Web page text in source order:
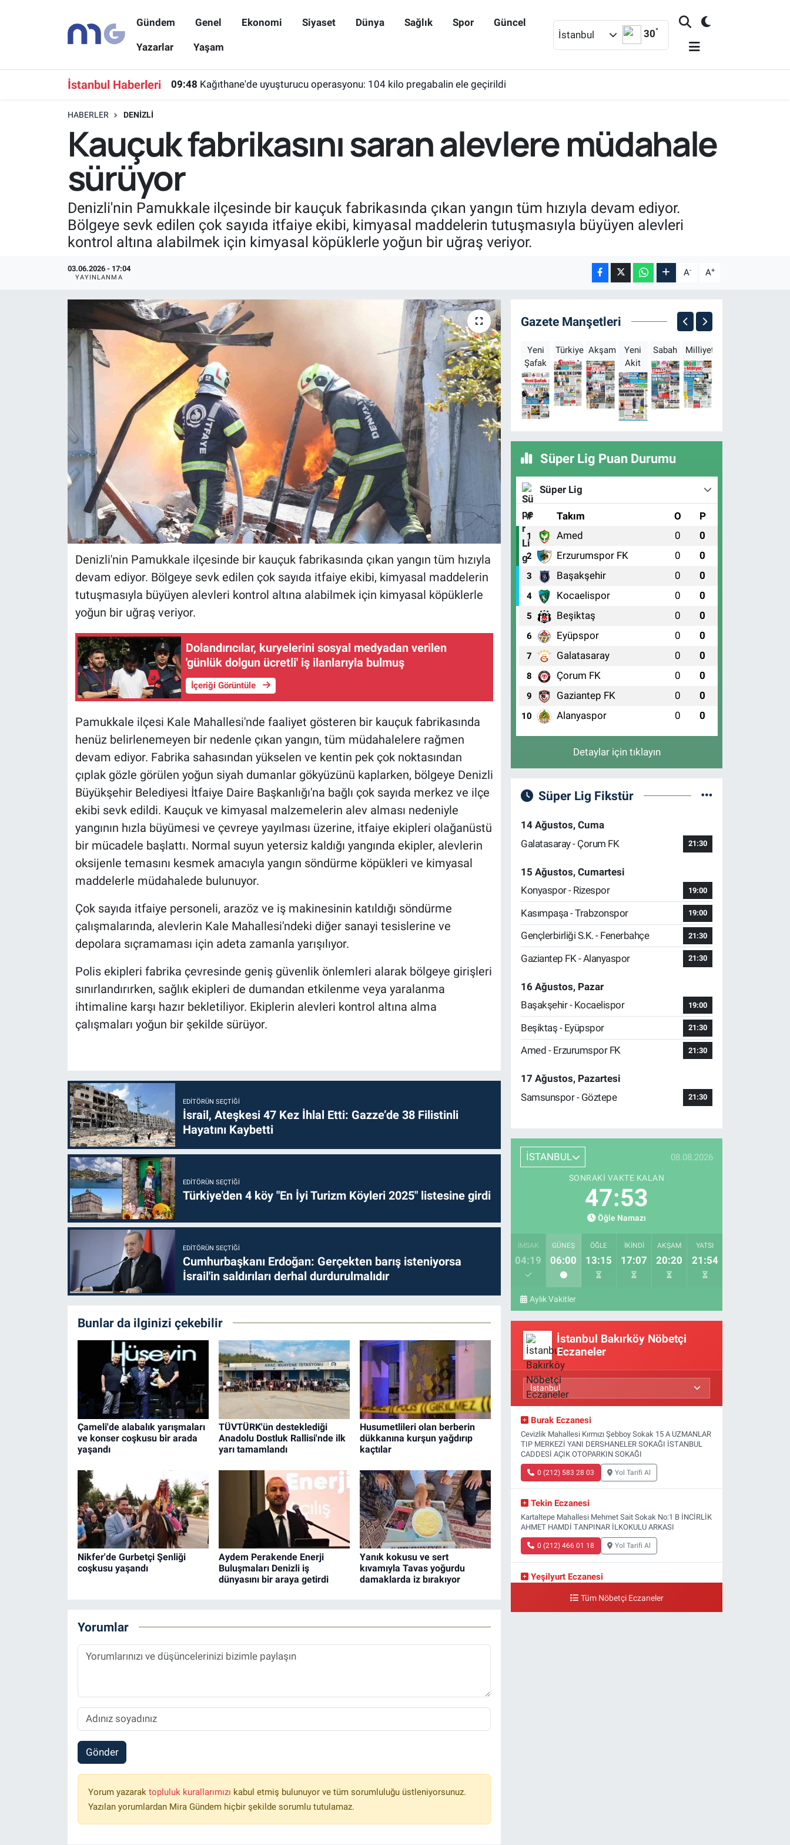
Gündem Genel Ekonomi Siyaset Dünya Sağlık Spor Güncel
Yazarlar Yaşam
İstanbul 30°
İstanbul Haberleri 09:48 Kağıthane'de uyuşturucu operasyonu: 104 kilo pregabalin ele geçirildi
HABERLER DENIZLI
Kauçuk fabrikasını saran alevlere müdahale
sürüyor
Denizli'nin Pamukkale ilçesinde bir kauçuk fabrikasında çıkan yangın tüm hızıyla devam ediyor.
Bölgeye sevk edilen çok sayıda itfaiye ekibi, kimyasal maddelerin tutuşmasıyla büyüyen alevleri
kontrol altına alabilmek için kimyasal köpüklerle yoğun bir uğraş veriyor.
03.06.2026 - 17:04
YAYINLANMA A- A+
Denizli'nin Pamukkale ilçesinde bir kauçuk fabrikasında çıkan yangın tüm hızıyla
devam ediyor. Bölgeye sevk edilen çok sayıda itfaiye ekibi, kimyasal maddelerin
tutuşmasıyla büyüyen alevleri kontrol altına alabilmek için kimyasal köpüklerle
yoğun bir uğraş veriyor.
Dolandırıcılar, kuryelerini sosyal medyadan verilen
'günlük dolgun ücretli' iş ilanlarıyla bulmuş
İçeriği Görüntüle
Pamukkale ilçesi Kale Mahallesi'nde faaliyet gösteren bir kauçuk fabrikasında
henüz belirlenemeyen bir nedenle çıkan yangın, tüm müdahalelere rağmen
devam ediyor. Fabrika sahasından yükselen ve kentin pek çok noktasından
çıplak gözle görülen yoğun siyah dumanlar gökyüzünü kaplarken, bölgeye Denizli
Büyükşehir Belediyesi İtfaiye Daire Başkanlığı'na bağlı çok sayıda merkez ve ilçe
ekibi sevk edildi. Kauçuk ve kimyasal malzemelerin alev alması nedeniyle
yangının hızla büyümesi ve çevreye yayılması üzerine, itfaiye ekipleri olağanüstü
bir mücadele başlattı. Normal suyun yetersiz kaldığı yangında ekipler, alevlerin
oksijenle temasını kesmek amacıyla yangın söndürme köpükleri ve kimyasal
maddelerle müdahalede bulunuyor.
Çok sayıda itfaiye personeli, arazöz ve iş makinesinin katıldığı söndürme
çalışmalarında, alevlerin Kale Mahallesi'ndeki diğer sanayi tesislerine ve
depolara sıçramaması için adeta zamanla yarışılıyor.
Polis ekipleri fabrika çevresinde geniş güvenlik önlemleri alarak bölgeye girişleri
sınırlandırırken, sağlık ekipleri de dumandan etkilenme veya yaralanma
ihtimaline karşı hazır bekletiliyor. Ekiplerin alevleri kontrol altına alma
çalışmaları yoğun bir şekilde sürüyor.
EDITÖRÜN SEÇTIĞI
İsrail, Ateşkesi 47 Kez İhlal Etti: Gazze’de 38 Filistinli
Hayatını Kaybetti
EDITÖRÜN SEÇTIĞI
Türkiye'den 4 köy "En İyi Turizm Köyleri 2025" listesine girdi
EDITÖRÜN SEÇTIĞI
Cumhurbaşkanı Erdoğan: Gerçekten barış isteniyorsa
İsrail'in saldırıları derhal durdurulmalıdır
Bunlar da ilginizi çekebilir
Çameli'de alabalık yarışmaları
ve konser coşkusu bir arada
yaşandı
TÜVTÜRK'ün desteklediği
Anadolu Dostluk Rallisi'nde ilk
yarı tamamlandı
Husumetlileri olan berberin
dükkanına kurşun yağdırıp
kaçtılar
Nikfer'de Gurbetçi Şenliği
coşkusu yaşandı
Aydem Perakende Enerji
Buluşmaları Denizli iş
dünyasını bir araya getirdi
Yanık kokusu ve sert
kıvamıyla Tavas yoğurdu
damaklarda iz bırakıyor
Yorumlar
Gönder
Yorum yazarak topluluk kurallarımızı kabul etmiş bulunuyor ve tüm sorumluluğu üstleniyorsunuz.
Yazılan yorumlardan Mira Gündem hiçbir şekilde sorumlu tutulamaz.
Gazete Manşetleri
Yeni
Şafak
Türkiye Akşam
Yeni
Akit
Sabah Milliyet
Süper Lig Puan Durumu
Süper Lig
# Takım O P
1 Amed 0 0
2 Erzurumspor FK 0 0
3 Başakşehir 0 0
4 Kocaelispor 0 0
5 Beşiktaş 0 0
6 Eyüpspor 0 0
7 Galatasaray 0 0
8 Çorum FK 0 0
9 Gaziantep FK 0 0
10 Alanyaspor 0 0
Detaylar için tıklayın
Süper Lig Fikstür
14 Ağustos, Cuma
Galatasaray - Çorum FK
21:30
15 Ağustos, Cumartesi
Konyaspor - Rizespor
19:00
Kasımpaşa - Trabzonspor 19:00
Gençlerbirliği S.K. - Fenerbahçe 21:30
Gaziantep FK - Alanyaspor 21:30
16 Ağustos, Pazar
Başakşehir - Kocaelispor
19:00
Beşiktaş - Eyüpspor 21:30
Amed - Erzurumspor FK 21:30
17 Ağustos, Pazartesi
Samsunspor - Göztepe
21:30
İSTANBUL 08.08.2026
SONRAKI VAKTE KALAN
47:52
Öğle Namazı
İMSAK
04:19
GÜNEŞ
06:00
ÖĞLE
13:15
İKINDI
17:07
AKŞAM
20:20
YATSI
21:54
Aylık Vakitler
İstanbul Bakırköy Nöbetçi
Eczaneler
Burak Eczanesi
Cevizlik Mahallesi Kırmızı Şebboy Sokak 15 A UZMANLAR
TIP MERKEZİ YANI DERSHANELER SOKAĞI İSTANBUL
CADDESİ AÇIK OTOPARKIN SOKAĞI
0 (212) 583 28 03 Yol Tarifi Al
Tekin Eczanesi
Kartaltepe Mahallesi Mehmet Sait Sokak No:1 B İNCİRLİK
AHMET HAMDİ TANPINAR İLKOKULU ARKASI
0 (212) 466 01 18 Yol Tarifi Al
Yeşilyurt Eczanesi
Tüm Nöbetçi Eczaneler
Nöbetçi Eczaneler
Trafik Durumu
Süper Lig Puan Durumu ve Fikstür
Tüm Manşetler
Son Dakika Haberleri